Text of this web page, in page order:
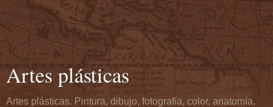
Artes plásticas
Artes plásticas. Pintura, dibujo, fotografía, color, anatomía,